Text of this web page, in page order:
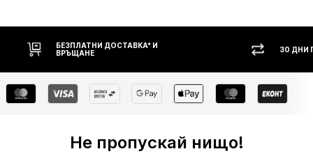
БЕЗПЛАТНИ ДОСТАВКА* И
ВРЪЩАНЕ
30 ДНИ
Не пропускай нищо!